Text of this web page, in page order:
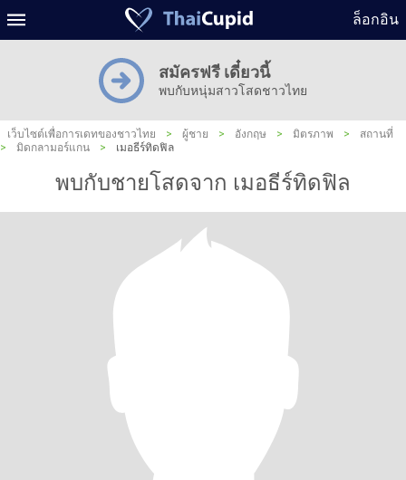
ล็อกอิน
สมัครฟรี เดี๋ยวนี้
พบกับหนุ่มสาวโสดชาวไทย
เว็บไซต์เพื่อการเดทของชาวไทย > ผู้ชาย > อังกฤษ > มิตรภาพ >
สถานที่
>
มิดกลามอร์แกน > เมอธีร์ทิดฟิล
พบกับชายโสดจาก เมอธีร์ทิดฟิล